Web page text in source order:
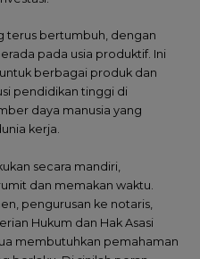
terus bertumbuh, dengan
pada usia produktif. Ini
berbagai produk dan
pendidikan tinggi di
daya manusia yang
kerja.
secara mandiri,
dan memakan waktu.
pengurusan ke notaris,
Hukum dan Hak Asasi
membutuhkan pemahaman